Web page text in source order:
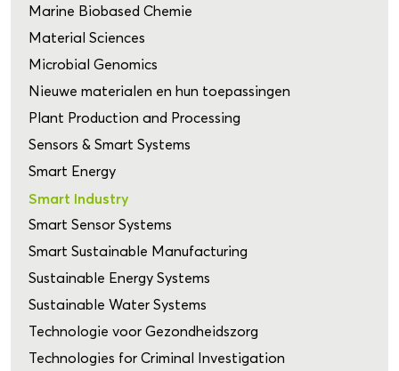
Marine Biobased Chemie
Material Sciences
Microbial Genomics
Nieuwe materialen en hun toepassingen
Plant Production and Processing
Sensors & Smart Systems
Smart Energy
Smart Industry
Smart Sensor Systems
Smart Sustainable Manufacturing
Sustainable Energy Systems
Sustainable Water Systems
Technologie voor Gezondheidszorg
Technologies for Criminal Investigation